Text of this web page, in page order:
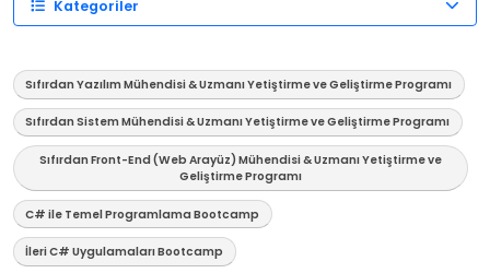
Kategoriler
Sıfırdan Yazılım Mühendisi & Uzmanı Yetiştirme ve Geliştirme Programı
Sıfırdan Sistem Mühendisi & Uzmanı Yetiştirme ve Geliştirme Programı
Sıfırdan Front-End (Web Arayüz) Mühendisi & Uzmanı Yetiştirme ve
Geliştirme Programı
C# ile Temel Programlama Bootcamp
İleri C# Uygulamaları Bootcamp